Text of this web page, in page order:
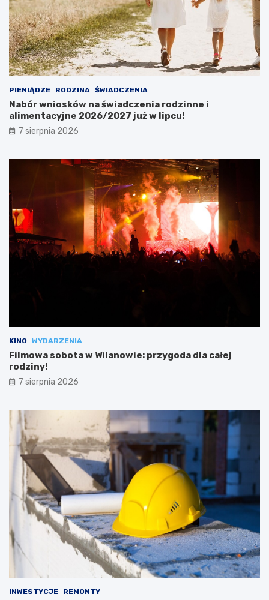
PIENIĄDZE RODZINA ŚWIADCZENIA
Nabór wniosków na świadczenia rodzinne i
alimentacyjne 2026/2027 już w lipcu!
7 sierpnia 2026
KINO WYDARZENIA
Filmowa sobota w Wilanowie: przygoda dla całej
rodziny!
7 sierpnia 2026
INWESTYCJE REMONTY